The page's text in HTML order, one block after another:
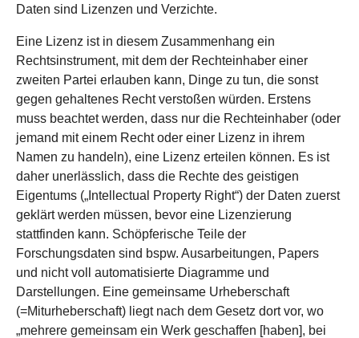
Daten sind Lizenzen und Verzichte.
Eine Lizenz ist in diesem Zusammenhang ein
Rechtsinstrument, mit dem der Rechteinhaber einer
zweiten Partei erlauben kann, Dinge zu tun, die sonst
gegen gehaltenes Recht verstoßen würden. Erstens
muss beachtet werden, dass nur die Rechteinhaber (oder
jemand mit einem Recht oder einer Lizenz in ihrem
Namen zu handeln), eine Lizenz erteilen können. Es ist
daher unerlässlich, dass die Rechte des geistigen
Eigentums („Intellectual Property Right“) der Daten zuerst
geklärt werden müssen, bevor eine Lizenzierung
stattfinden kann. Schöpferische Teile der
Forschungsdaten sind bspw. Ausarbeitungen, Papers
und nicht voll automatisierte Diagramme und
Darstellungen. Eine gemeinsame Urheberschaft
(=Miturheberschaft) liegt nach dem Gesetz dort vor, wo
„mehrere gemeinsam ein Werk geschaffen [haben], bei